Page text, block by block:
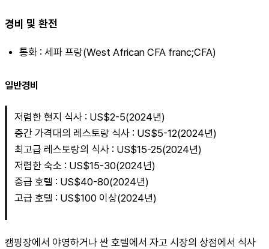
경비 및 환전
통화 : 세파 프랑(West African CFA franc;CFA)
일반경비
저렴한 현지 식사 : US$2-5(2024년)
중간 가격대의 레스토랑 식사 : US$5-12(2024년)
최고급 레스토랑의 식사 : US$15-25(2024년)
저렴한 숙소 : US$15-30(2024년)
중급 호텔 : US$40-80(2024년)
고급 호텔 : US$100 이상(2024년)
캠핑장에서 야영하거나 싼 호텔에서 자고 시장의 상점에서 식사